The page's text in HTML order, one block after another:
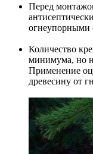
Перед
огнеупорными
Количество
минимума, но
Применение
древесину от